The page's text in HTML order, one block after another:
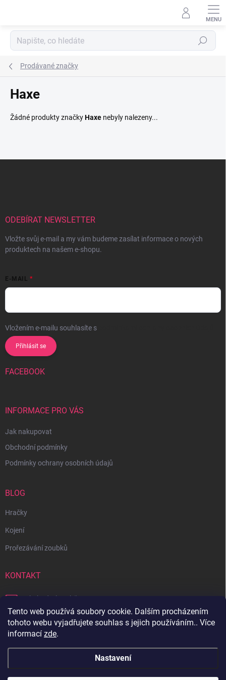
Tento web používá soubory cookie. Dalším procházením
tohoto webu vyjadřujete souhlas s jejich používáním.. Více
informací zde.
Nastavení
Hledat
Prodávané značky
Haxe
Žádné produkty značkyHaxe nebyly nalezeny...
ODEBÍRAT NEWSLETTER
Vložte svůj e-mail a my vám budeme zasílat informace o nových
produktech na našem e-shopu.
E-MAIL
Vložením e-mailu souhlasíte s
Přihlásit se
FACEBOOK
INFORMACE PRO VÁS
Jak nakupovat
Obchodní podmínky
Podmínky ochrany osobních údajů
BLOG
Hračky
Kojení
Prořezávání zoubků
KONTAKT
obchod bambilon.cz
+420 728 355 665
Sledujte nás na Facebooku